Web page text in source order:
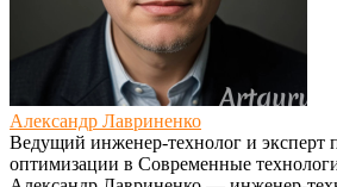
Александр Лавриненко
Ведущий инженер-технолог и эксперт
оптимизации в Современные